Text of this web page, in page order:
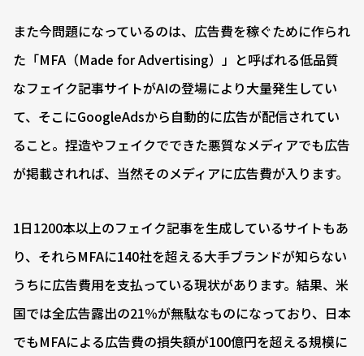
また今問題になっているのは、広告費を稼ぐために作られ
た「MFA（Made for Advertising）」と呼ばれる低品質
なフェイク記事サイトがAIの登場により大量発生してい
て、そこにGoogleAdsから自動的に広告が配信されてい
ること。捏造やフェイクでできた悪質なメディアでも広告
が掲載されれば、当然そのメディアに広告費が入ります。
1日1200本以上のフェイク記事を生成しているサイトもあ
り、それらMFAに140社を超える大手ブランドが知らない
うちに広告費用を支払っている現状があります。結果、米
国では全広告露出の21％が無駄なものになっており、日本
でもMFAによる広告費の損失額が100億円を超える規模に